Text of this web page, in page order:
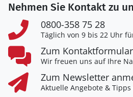
Nehmen Sie Kontakt zu
0800-358 75 28
Täglich von 9 bis 22 Uhr
Zum Kontaktformular
Wir freuen uns auf Ihre
Zum Newsletter
Aktuelle Angebote &